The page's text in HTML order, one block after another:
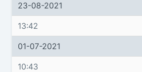
23-08-2021
13:42
01-07-2021
10:43